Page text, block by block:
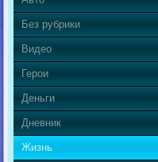
Без рубрики
Видео
Герои
Деньги
Дневник
Жизнь